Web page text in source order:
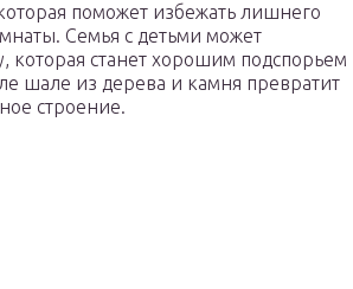
поможет избежать лишнего
Семья с детьми может
станет хорошим подспорьем
шале из дерева и камня превратит
строение.